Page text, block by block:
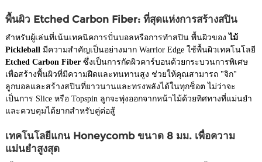
พื้นผิว Etched Carbon Fiber: ที่สุดแห่งการสร้างสปิน
สำหรับผู้เล่นที่เน้นเทคนิคการปั่นบอลหรือการทำสปิน พื้นผิวของ ไม้
Pickleball มีความสำคัญเป็นอย่างมาก Warrior Edge ใช้พื้นผิวเทคโนโลยี
Etched Carbon Fiber ซึ่งเป็นการกัดผิวคาร์บอนด้วยกระบวนการพิเศษ
เพื่อสร้างพื้นผิวที่มีความฝืดและทนทานสูง ช่วยให้คุณสามารถ "จิก"
ลูกบอลและสร้างสปินที่ยาวนานและทรงพลังได้ในทุกช็อต ไม่ว่าจะ
เป็นการ Slice หรือ Topspin ลูกจะพุ่งออกจากหน้าไม้ด้วยทิศทางที่แม่นยำ
และควบคุมได้ยากสำหรับคู่ต่อสู้
เทคโนโลยีแกน Honeycomb ขนาด 8 มม. เพื่อความ
แม่นยำสูงสุด